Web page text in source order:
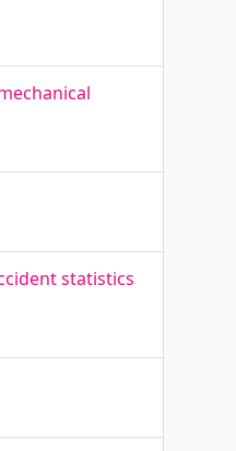
statistics